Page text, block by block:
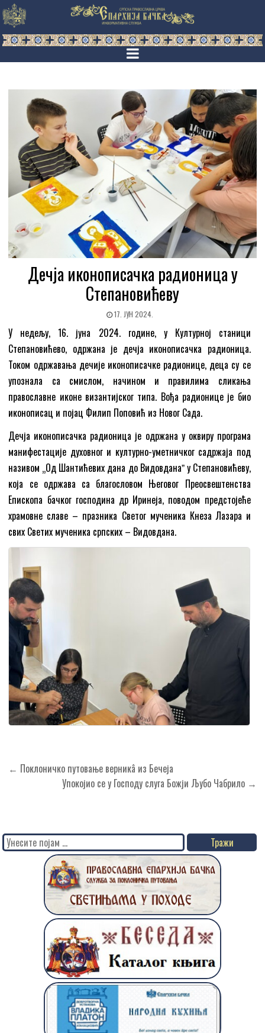
Дечја иконописачка радионица у
Степановићеву
17. ЈУН 2024.
У недељу, 16. јуна 2024. године, у Културној станици
Степановићево, одржана је дечја иконописачка радионица.
Током одржавања дечије иконописачке радионице, деца су се
упознала са смислом, начином и правилима сликања
православне иконе византијског типа. Вођа радионице је био
иконописац и појац Филип Поповић из Новог Сада.
Дечја иконописачка радионица је одржана у оквиру програма
манифестације духовног и културно-уметничког садржаја под
називом „Од Шантићевих дана до Видовданаˮ у Степановићеву,
која се одржава са благословом Његовог Преосвештенства
Епископа бачког господина др Иринеја, поводом предстојеће
храмовне славе – празника Светог мученика Кнеза Лазара и
свих Светих мученика српских – Видовдана.
Кретање
чланка
← Поклоничко путовање верникâ из Бечеја
Упокојио се у Господу слуга Божји Љубо Чабрило →
Search
for: